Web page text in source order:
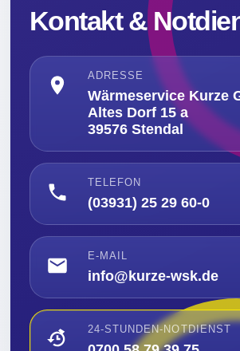
Kontakt &
ADRESSE
Wärmeservice Kurze
Altes Dorf 15 a
39576 Stendal
TELEFON
(03931) 25 29 60-0
E-MAIL
info@kurze-wsk.de
24-STUNDEN-NOTDIENST